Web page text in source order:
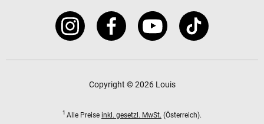
Copyright © 2026 Louis
1 Alle Preise inkl. gesetzl. MwSt. (Österreich).